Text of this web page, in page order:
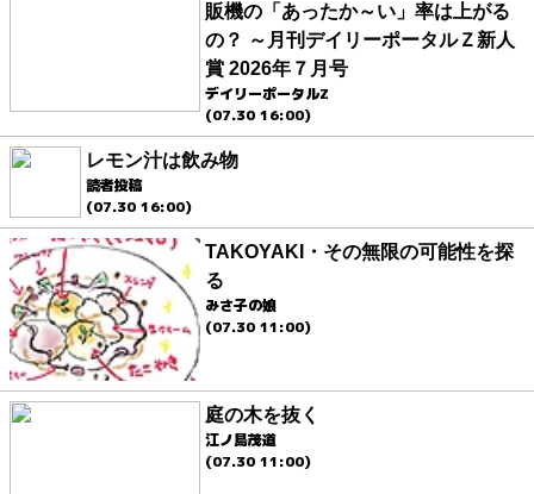
販機の「あったか～い」率は上がる
の？ ～月刊デイリーポータルＺ新人
賞 2026年７月号
デイリーポータルZ
(07.30 16:00)
レモン汁は飲み物
読者投稿
(07.30 16:00)
TAKOYAKI・その無限の可能性を探
る
みさ子の娘
(07.30 11:00)
庭の木を抜く
江ノ島茂道
(07.30 11:00)